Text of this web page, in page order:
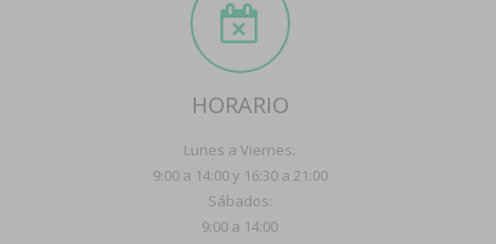
HORARIO
Lunes a Viernes:
9:00 a 14:00 y 16:30 a 21:00
Sábados:
9:00 a 14:00